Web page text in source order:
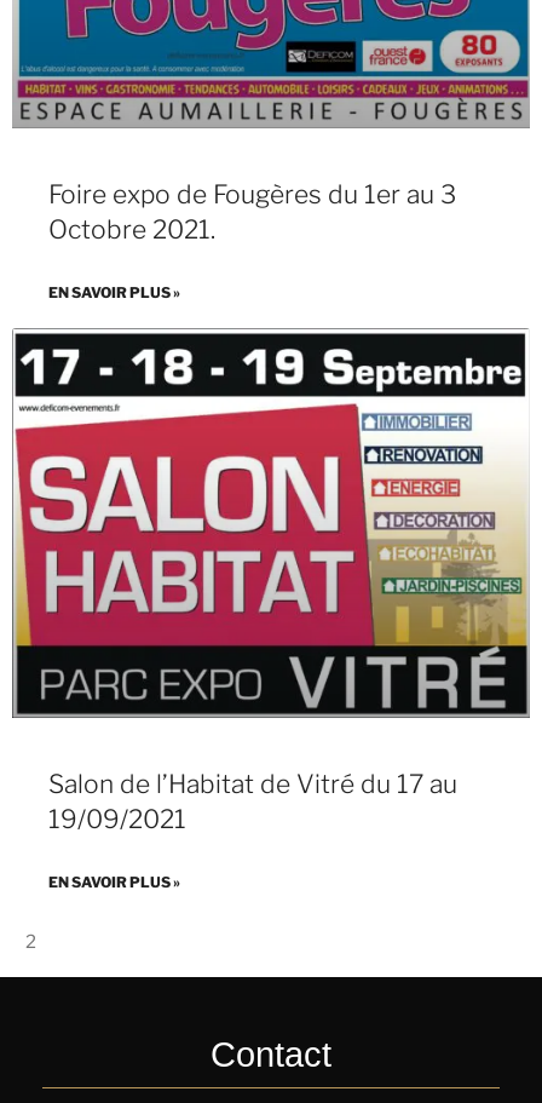
Foire expo de Fougères du 1er au 3
Octobre 2021.
EN SAVOIR PLUS »
Salon de l’Habitat de Vitré du 17 au
19/09/2021
EN SAVOIR PLUS »
2
Contact